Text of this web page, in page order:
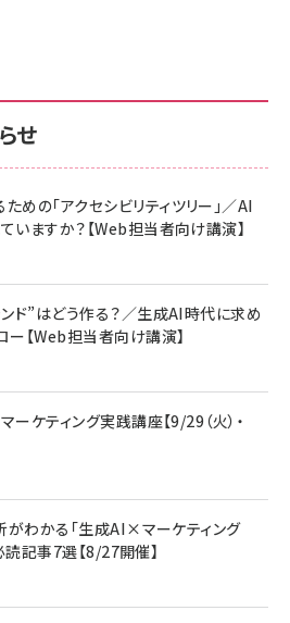
アンアン)2026/06/24号 No.2500増
シャルエディション[王道エンタメの矜
年後半、あなたの恋と運命／山
ート正規品 メーカー保証5年
ガラスフィルム iPhone 17 用 保護
りやすい ガイド枠付き いPhone17 (6.3
チ) 対応 2枚セット DSP25F1698
】Amazon Fire TV Stick HD | 手軽に
プレイヤー
Soundcore P31i (Bluetooth 6.1)
全ワイヤレスイヤホン/アクティブノイズキャ
ング/マルチポイント接続 / 最大50時間
PowerLine III Flow USB-C & USB-
ブル Anker絡まないケーブル 240W 結
ンド付き USB PD対応 シリコン素材採用
17 / 16 / 15 / Galaxy iPad Pro
ート正規品 メーカー保証5年
eギフトカード - Amazonロゴ - ク
ブル Anker絡まないケーブル 240W 結
17 / 16 / 15 / Galaxy iPad Pro
Pro/Air 各種対応 (1.8m ミッドナ
ラック)
ーキャンペーン】
ンキングをもっと見る
せ
めの「アクセシビリティツリー」／AI
いますか？【Web担当者向け講演】
ド”はどう作る？／生成AI時代に求め
【Web担当者向け講演】
ケティング実践講座【9/29（火）・
わかる「生成AI×マーケティング
記事7選【8/27開催】